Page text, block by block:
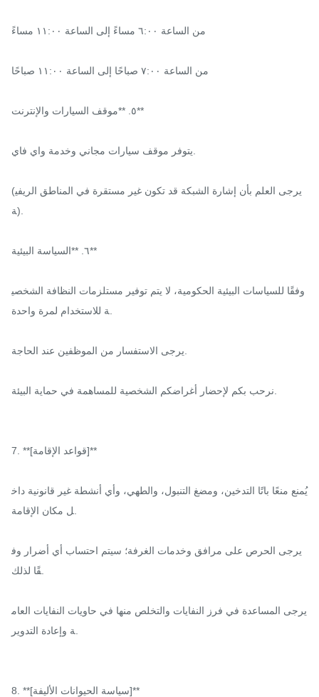
من الساعة ٦:٠٠ مساءً إلى الساعة ١١:٠٠ مساءً
من الساعة ٧:٠٠ صباحًا إلى الساعة ١١:٠٠ صباحًا
٥. **موقف السيارات والإنترنت**
يتوفر موقف سيارات مجاني وخدمة واي فاي.
(يرجى العلم بأن إشارة الشبكة قد تكون غير مستقرة في المناطق الريفي
ة).
٦. **السياسة البيئية**
وفقًا للسياسات البيئية الحكومية، لا يتم توفير مستلزمات النظافة الشخصي
ة للاستخدام لمرة واحدة.
يرجى الاستفسار من الموظفين عند الحاجة.
نرحب بكم لإحضار أغراضكم الشخصية للمساهمة في حماية البيئة.
7. **[قواعد الإقامة]**
يُمنع منعًا باتًا التدخين، ومضغ التنبول، والطهي، وأي أنشطة غير قانونية داخ
ل مكان الإقامة.
يرجى الحرص على مرافق وخدمات الغرفة؛ سيتم احتساب أي أضرار وف
قًا لذلك.
يرجى المساعدة في فرز النفايات والتخلص منها في حاويات النفايات العام
ة وإعادة التدوير.
8. **[سياسة الحيوانات الأليفة]**